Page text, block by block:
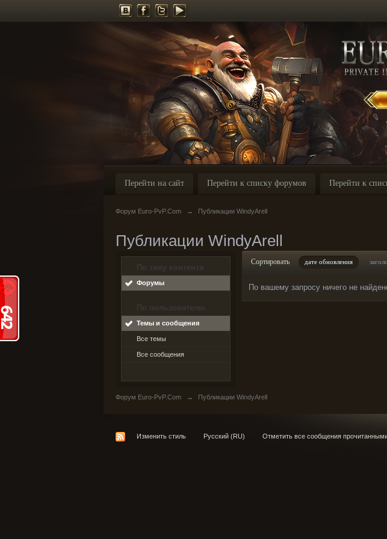
Перейти на сайт Перейти к списку форумов Перейти к
Форум Euro-PvP.Com → Публикации WindyArell
Публикации WindyArell
По типу контента
Форумы
По пользователю
Темы и сообщения
Все темы
Все сообщения
Сортировать дате обновления
По вашему запросу ничего не
Форум Euro-PvP.Com → Публикации WindyArell
Изменить стиль Русский (RU) Отметить все сообщения